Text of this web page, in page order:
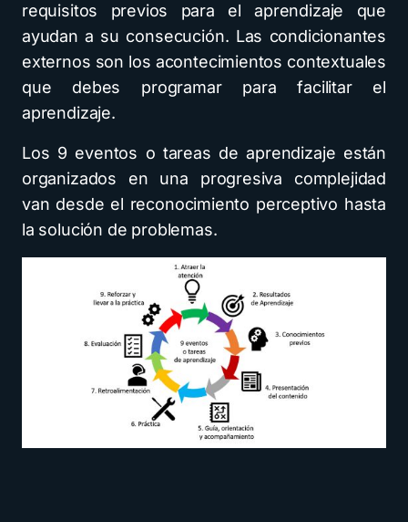
requisitos previos para el aprendizaje que
ayudan a su consecución. Las condicionantes
externos son los acontecimientos contextuales
que debes programar para facilitar el
aprendizaje.
Los 9 eventos o tareas de aprendizaje están
organizados en una progresiva complejidad
van desde el reconocimiento perceptivo hasta
la solución de problemas.